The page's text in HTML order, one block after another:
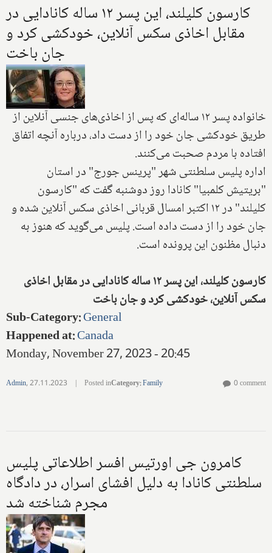
کارسون کلیلند، این پسر ۱۲ ساله کانادایی در
مقابل اخاذی سکس آنلاین، خودکشی کرد و
جان باخت
خانواده پسر ۱۲ ساله‌ای که پس از اخاذی‌های جنسی آنلاین از
طریق خودکشی جان خود را از دست داد، درباره آنچه اتفاق
افتاده با مردم صحبت می‌کنند.
اداره پلیس سلطنتی شهر "پرینس جورج" در استان
"بریتیش کلمبیا" کانادا روز دوشنبه گفت که "کارسون
کلیلند" در ۱۲ اکتبر امسال قربانی اخاذی سکس آنلاین شده و
جان خود را از دست داده است. پلیس می‌گوید که هنوز به
دنبال مظنون این پرونده است.
کارسون کلیلند، این پسر ۱۲ ساله کانادایی در مقابل اخاذی
سکس آنلاین، خودکشی کرد و جان باخت
Sub-Category:General
Happened at:Canada
Monday, November 27, 2023 - 20:45
Admin,27.11.2023 | Posted inCategory:Family 0 comment
کامرون جی اورتیس افسر اطلاعاتی پلیس
سلطنتی کانادا به دلیل افشای اسرار، در دادگاه
مجرم شناخته شد